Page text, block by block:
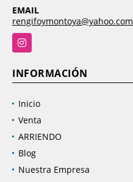
EMAIL
rengifoymontoya@yahoo.com
Instagram
INFORMACIÓN
Inicio
Venta
ARRIENDO
Blog
Nuestra Empresa